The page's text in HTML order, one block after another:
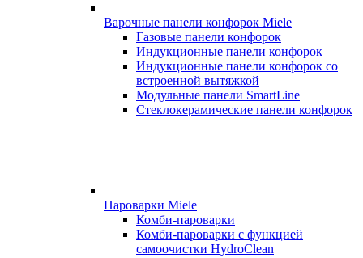
Варочные панели конфорок Miele
Газовые панели конфорок
Индукционные панели конфорок
Индукционные панели конфорок со
встроенной вытяжкой
Модульные панели SmartLine
Стеклокерамические панели конфорок
Пароварки Miele
Комби-пароварки
Комби-пароварки с функцией
самоочистки HydroClean